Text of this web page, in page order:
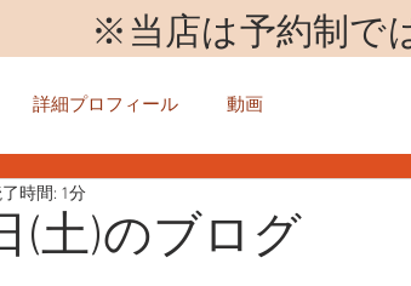
​※当店は予約制で
詳細プロフィール 動画
(土)のブログ
時間: 1分